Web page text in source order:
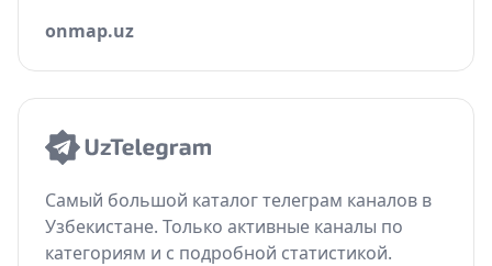
onmap.uz
Самый большой каталог телеграм каналов в
Узбекистане. Только активные каналы по
категориям и с подробной статистикой.